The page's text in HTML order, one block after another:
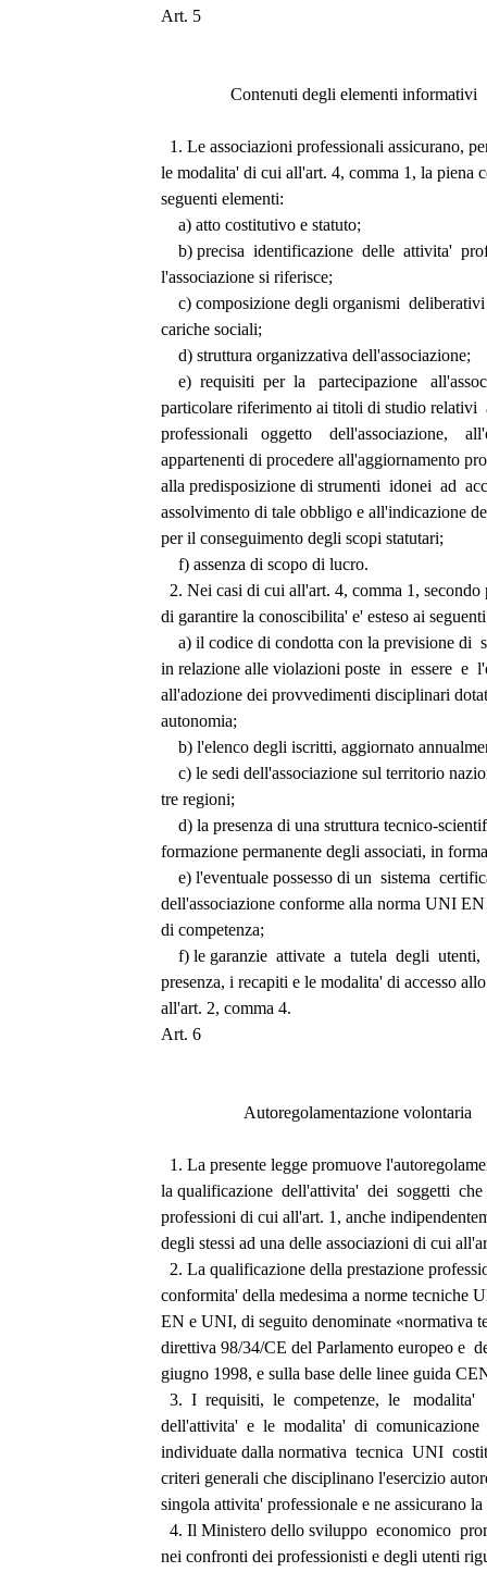
Art. 5
                Contenuti degli elementi informativi
1. Le associazioni professionali assicurano,
le modalita' di cui all'art. 4, comma 1, la piena
seguenti elementi:
    a) atto costitutivo e statuto;
b) precisa  identificazione  delle  attivita'
l'associazione si riferisce;
c) composizione degli organismi  deliberativi
cariche sociali;
    d) struttura organizzativa dell'associazione;
e)  requisiti  per  la   partecipazione
particolare riferimento ai titoli di studio relativi
professionali   oggetto    dell'associazione,
appartenenti di procedere all'aggiornamento
alla predisposizione di strumenti  idonei  ad
assolvimento di tale obbligo e all'indicazione
per il conseguimento degli scopi statutari;
    f) assenza di scopo di lucro.
2. Nei casi di cui all'art. 4, comma 1,
di garantire la conoscibilita' e' esteso ai
a) il codice di condotta con la previsione di
in relazione alle violazioni poste  in  essere  e
all'adozione dei provvedimenti disciplinari
autonomia;
b) l'elenco degli iscritti, aggiornato
c) le sedi dell'associazione sul territorio
tre regioni;
d) la presenza di una struttura tecnico-
formazione permanente degli associati, in
e) l'eventuale possesso di un  sistema
dell'associazione conforme alla norma UNI
di competenza;
f) le garanzie  attivate  a  tutela  degli  utenti,
presenza, i recapiti e le modalita' di accesso
all'art. 2, comma 4.
Art. 6
                   Autoregolamentazione volontaria
1. La presente legge promuove
la qualificazione  dell'attivita'  dei  soggetti  che
professioni di cui all'art. 1, anche
degli stessi ad una delle associazioni di cui
2. La qualificazione della prestazione
conformita' della medesima a norme
EN e UNI, di seguito denominate «normativa
direttiva 98/34/CE del Parlamento europeo e
giugno 1998, e sulla base delle linee guida
3.  I  requisiti,  le  competenze,  le   modalita'
dell'attivita'  e  le  modalita'  di  comunicazione
individuate dalla normativa  tecnica  UNI
criteri generali che disciplinano l'esercizio
singola attivita' professionale e ne assicurano
4. Il Ministero dello sviluppo  economico
nei confronti dei professionisti e degli utenti